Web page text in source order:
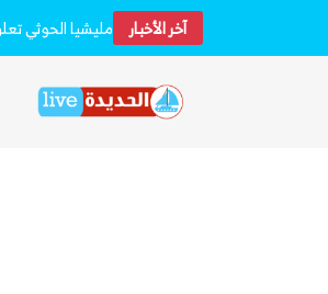
آخر الأخبار مليشيا الحوثي